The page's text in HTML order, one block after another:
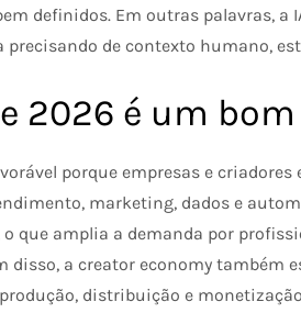
definidos. Em outras palavras, a
de contexto humano,
2026 é um
porque empresas e
marketing, dados e
que amplia a demanda por
disso, a creator economy também
distribuição e